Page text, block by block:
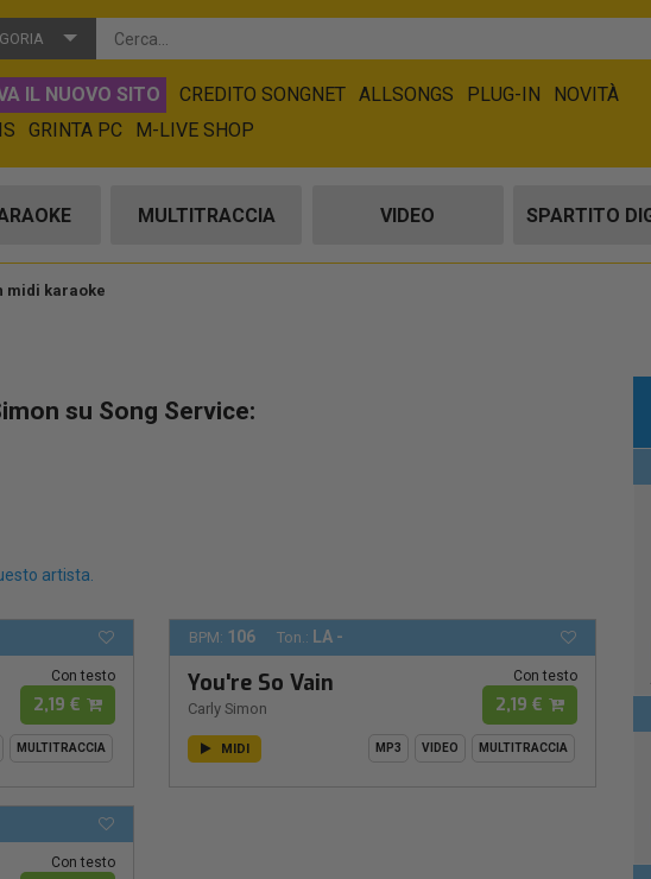
IL NUOVO SITO CREDITO SONGNET ALLSONGS PLUG-IN
NOVITÀ
GRINTA PC M-LIVE SHOP
MULTITRACCIA VIDEO SPARTITO
midi karaoke
su Song Service:
artista.
Con testo
2,19 €
MULTITRACCIA
BPM: 106 Ton.: LA -
You're So Vain
Carly Simon
Con testo
2,19 €
MIDI MP3 VIDEO MULTITRACCIA
Con testo